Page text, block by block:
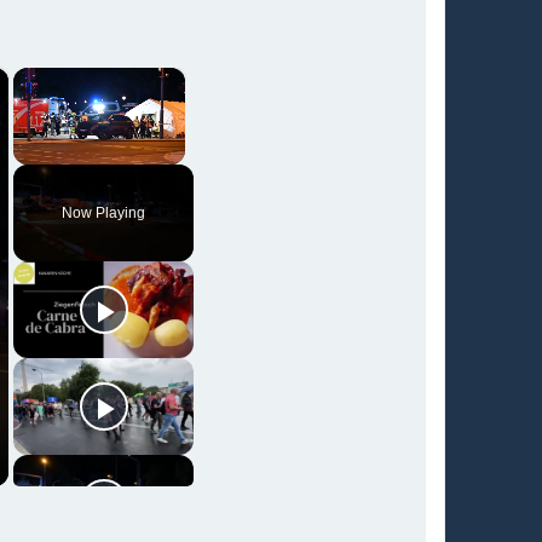
×
Now Playing